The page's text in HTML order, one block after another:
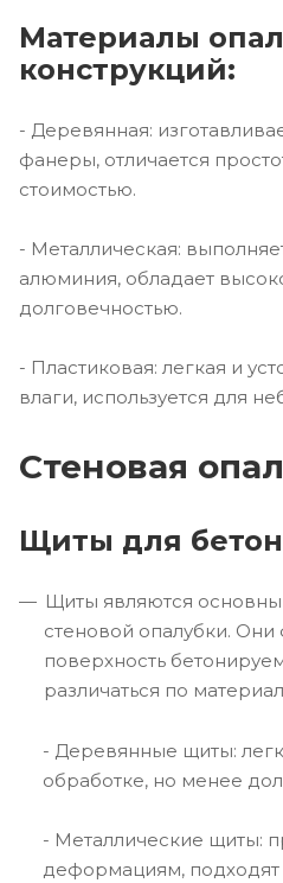
Материалы
конструкций:
- Деревянная:
фанеры, отличается
стоимостью.
- Металлическая:
алюминия, обладает
долговечностью.
- Пластиковая: легкая и
влаги, используется для
Стеновая
Щиты для
Щиты являются
стеновой опалубки.
поверхность
различаться по
- Деревянные щиты:
обработке, но менее
- Металлические щиты:
деформациям, подходят